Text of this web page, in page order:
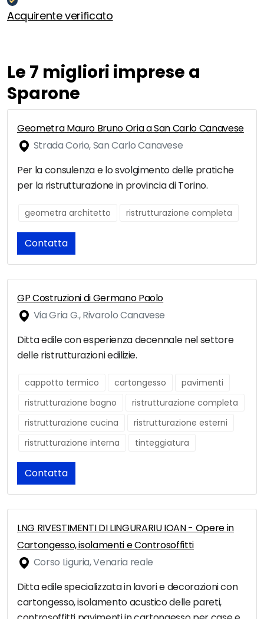
Acquirente verificato
Le 7 migliori imprese a
Sparone
Geometra Mauro Bruno Oria a San Carlo Canavese
Strada Corio, San Carlo Canavese
Per la consulenza e lo svolgimento delle pratiche
per la ristrutturazione in provincia di Torino.
geometra architetto ristrutturazione completa
Contatta
GP Costruzioni di Germano Paolo
Via Gria G., Rivarolo Canavese
Ditta edile con esperienza decennale nel settore
delle ristrutturazioni edilizie.
cappotto termico cartongesso
pavimenti
ristrutturazione bagno
ristrutturazione completa
ristrutturazione cucina
ristrutturazione esterni
ristrutturazione interna
tinteggiatura
Contatta
LNG RIVESTIMENTI DI LINGURARIU IOAN - Opere in
Cartongesso, isolamenti e Controsoffitti
Corso Liguria, Venaria reale
Ditta edile specializzata in lavori e decorazioni con
cartongesso, isolamento acustico delle pareti,